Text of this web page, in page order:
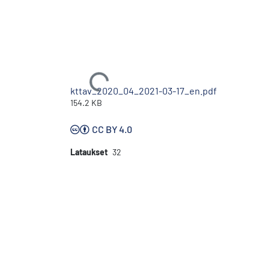
Ladataan...
kttav_2020_04_2021-03-17_en.pdf
154.2 KB
CC BY 4.0
Lataukset 32